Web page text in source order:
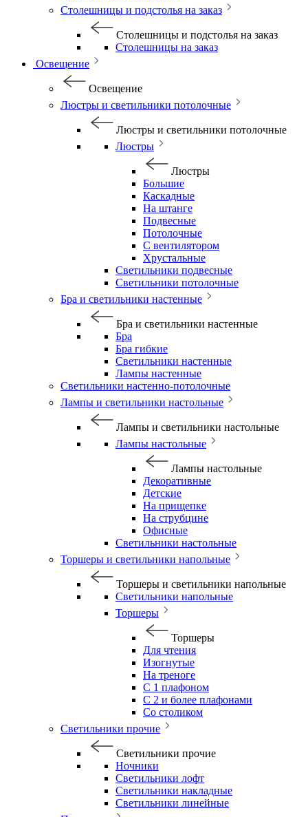
Столешницы и подстолья на заказ
Столешницы и подстолья на заказ
Столешницы на заказ
Освещение
Освещение
Люстры и светильники потолочные
Люстры и светильники потолочные
Люстры
Люстры
Большие
Каскадные
На штанге
Подвесные
Потолочные
С вентилятором
Хрустальные
Светильники подвесные
Светильники потолочные
Бра и светильники настенные
Бра и светильники настенные
Бра
Бра гибкие
Светильники настенные
Лампы настенные
Светильники настенно-потолочные
Лампы и светильники настольные
Лампы и светильники настольные
Лампы настольные
Лампы настольные
Декоративные
Детские
На прищепке
На струбцине
Офисные
Светильники настольные
Торшеры и светильники напольные
Торшеры и светильники напольные
Светильники напольные
Торшеры
Торшеры
Для чтения
Изогнутые
На треноге
С 1 плафоном
С 2 и более плафонами
Со столиком
Светильники прочие
Светильники прочие
Ночники
Светильники лофт
Светильники накладные
Светильники линейные